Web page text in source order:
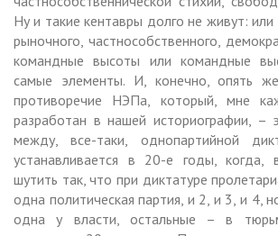
Ну и такие кентавры долго не живут:
рыночного, частнособственного,
командные высоты или командные
самые элементы. И, конечно, опять
противоречие НЭПа, который, мне
разработан в нашей историографии, –
между, все-таки, однопартийной
устанавливается в 20-е годы, когда,
шутить так, что при диктатуре
одна политическая партия, и 2, и 3, и 4,
одна у власти, остальные – в